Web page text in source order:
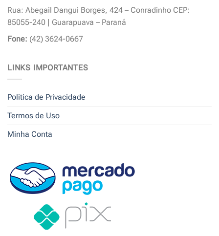
Rua: Abegail Dangui Borges, 424 – Conradinho CEP:
85055-240 | Guarapuava – Paraná
Fone: (42) 3624-0667
LINKS IMPORTANTES
Politica de Privacidade
Termos de Uso
Minha Conta